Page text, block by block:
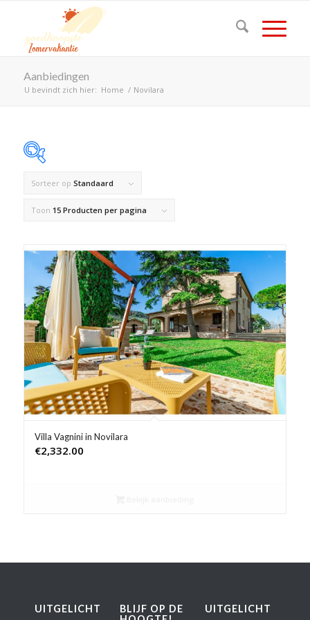
Aanbiedingen
U bevindt zich hier: Home / Novilara
Op voorraad
Product Maximaal aantal personen
Product Prijs vanaf €
Product Rating
Product Reisorganisatie
Product Type vakantie
Product Wifi
Sorteer op Standaard
Toon 15 Producten per pagina
Villa Vagnini in Novilara
€2,332.00
UITGELICHT
BLIJF OP DE
UITGELICHT